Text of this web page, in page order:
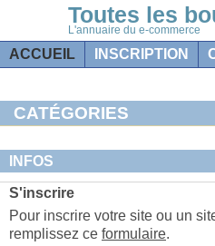
Toutes les
L'annuaire du e-commerce
ACCUEIL INSCRIPTION
CATÉGORIES
INFOS
S'inscrire
Pour inscrire votre site ou un
remplissez ce formulaire.